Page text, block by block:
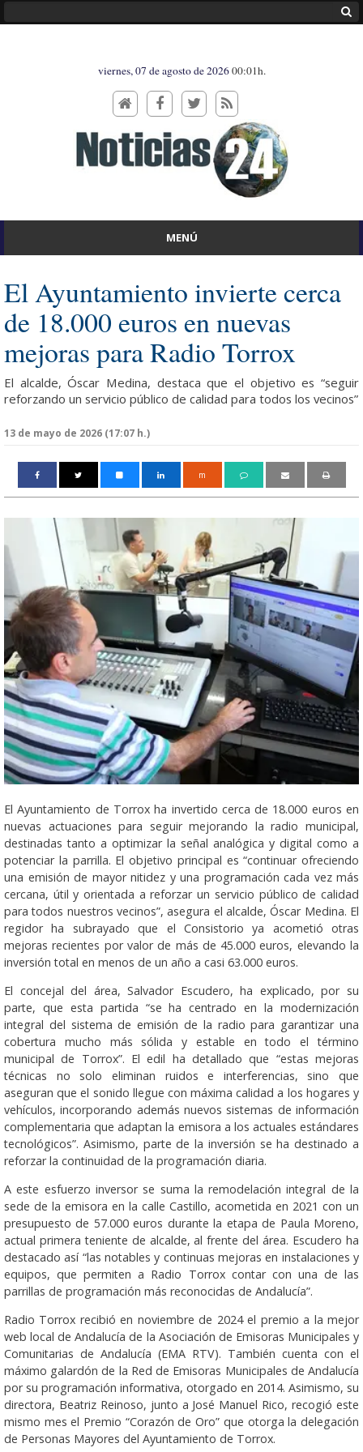
viernes, 07 de agosto de 202600:01h.
MENÚ
El Ayuntamiento invierte cerca
de 18.000 euros en nuevas
mejoras para Radio Torrox
El alcalde, Óscar Medina, destaca que el objetivo es “seguir
reforzando un servicio público de calidad para todos los vecinos”
13 de mayo de 2026 (17:07 h.)
m
El Ayuntamiento de Torrox ha invertido cerca de 18.000 euros en
nuevas actuaciones para seguir mejorando la radio municipal,
destinadas tanto a optimizar la señal analógica y digital como a
potenciar la parrilla. El objetivo principal es “continuar ofreciendo
una emisión de mayor nitidez y una programación cada vez más
cercana, útil y orientada a reforzar un servicio público de calidad
para todos nuestros vecinos”, asegura el alcalde, Óscar Medina. El
regidor ha subrayado que el Consistorio ya acometió otras
mejoras recientes por valor de más de 45.000 euros, elevando la
inversión total en menos de un año a casi 63.000 euros.
El concejal del área, Salvador Escudero, ha explicado, por su
parte, que esta partida “se ha centrado en la modernización
integral del sistema de emisión de la radio para garantizar una
cobertura mucho más sólida y estable en todo el término
municipal de Torrox”. El edil ha detallado que “estas mejoras
técnicas no solo eliminan ruidos e interferencias, sino que
aseguran que el sonido llegue con máxima calidad a los hogares y
vehículos, incorporando además nuevos sistemas de información
complementaria que adaptan la emisora a los actuales estándares
tecnológicos”. Asimismo, parte de la inversión se ha destinado a
reforzar la continuidad de la programación diaria.
A este esfuerzo inversor se suma la remodelación integral de la
sede de la emisora en la calle Castillo, acometida en 2021 con un
presupuesto de 57.000 euros durante la etapa de Paula Moreno,
actual primera teniente de alcalde, al frente del área. Escudero ha
destacado así “las notables y continuas mejoras en instalaciones y
equipos, que permiten a Radio Torrox contar con una de las
parrillas de programación más reconocidas de Andalucía”.
Radio Torrox recibió en noviembre de 2024 el premio a la mejor
web local de Andalucía de la Asociación de Emisoras Municipales y
Comunitarias de Andalucía (EMA RTV). También cuenta con el
máximo galardón de la Red de Emisoras Municipales de Andalucía
por su programación informativa, otorgado en 2014. Asimismo, su
directora, Beatriz Reinoso, junto a José Manuel Rico, recogió este
mismo mes el Premio “Corazón de Oro” que otorga la delegación
de Personas Mayores del Ayuntamiento de Torrox.